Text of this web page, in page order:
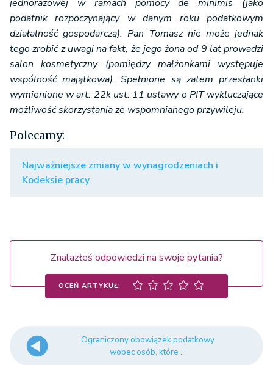
jednorazowej w ramach pomocy de minimis (jako
podatnik rozpoczynający w danym roku podatkowym
działalność gospodarczą). Pan Tomasz nie może jednak
tego zrobić z uwagi na fakt, że jego żona od 9 lat prowadzi
salon kosmetyczny (pomiędzy małżonkami występuje
wspólność majątkowa). Spełnione są zatem przesłanki
wymienione w art. 22k ust. 11 ustawy o PIT wykluczające
możliwość skorzystania ze wspomnianego przywileju.
Polecamy:
Najważniejsze zmiany w wynagrodzeniach i
Kodeksie pracy
Znalazłeś odpowiedzi na swoje pytania?
OCEŃ ARTYKUŁ:
Ograniczony obowiązek podatkowy
wobec osób, które ...